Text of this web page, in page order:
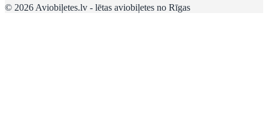
© 2026 Aviobiļetes.lv - lētas aviobiļetes no Rīgas